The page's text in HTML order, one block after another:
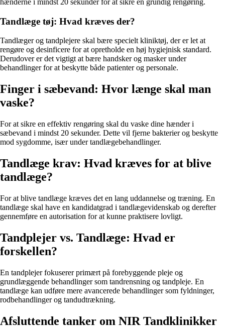
hænderne i mindst 20 sekunder for at sikre en grundig rengøring.
Tandlæge tøj: Hvad kræves der?
Tandlæger og tandplejere skal bære specielt kliniktøj, der er let at
rengøre og desinficere for at opretholde en høj hygiejnisk standard.
Derudover er det vigtigt at bære handsker og masker under
behandlinger for at beskytte både patienter og personale.
Finger i sæbevand: Hvor længe skal man
vaske?
For at sikre en effektiv rengøring skal du vaske dine hænder i
sæbevand i mindst 20 sekunder. Dette vil fjerne bakterier og beskytte
mod sygdomme, især under tandlægebehandlinger.
Tandlæge krav: Hvad kræves for at blive
tandlæge?
For at blive tandlæge kræves det en lang uddannelse og træning. En
tandlæge skal have en kandidatgrad i tandlægevidenskab og derefter
gennemføre en autorisation for at kunne praktisere lovligt.
Tandplejer vs. Tandlæge: Hvad er
forskellen?
En tandplejer fokuserer primært på forebyggende pleje og
grundlæggende behandlinger som tandrensning og tandpleje. En
tandlæge kan udføre mere avancerede behandlinger som fyldninger,
rodbehandlinger og tandudtrækning.
Afsluttende tanker om NIR Tandklinikker